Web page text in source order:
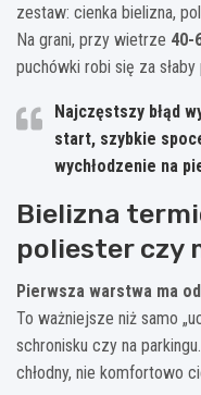
zestaw: cienka bielizna,
Na grani, przy wietrze 40-
puchówki robi się za
Najczęstszy błąd
start, szybkie
wychłodzenie na
Bielizna
poliester czy
Pierwsza warstwa ma
To ważniejsze niż samo
schronisku czy na
chłodny, nie komfortowo